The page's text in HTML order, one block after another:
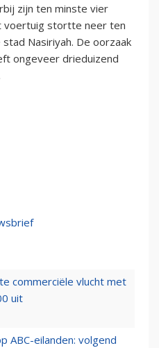
zijn ten minste vier
voertuig stortte neer ten
Nasiriyah. De oorzaak
ongeveer drieduizend
commerciële vlucht met
uit
ABC-eilanden: volgend